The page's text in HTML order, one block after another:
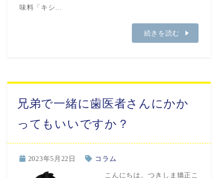
味料「キシ...
続きを読む
兄弟で一緒に歯医者さんにかか
ってもいいですか？
2023年5月22日 コラム
こんにちは。つきしま矯正こ